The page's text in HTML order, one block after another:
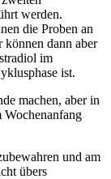
werden.
die Proben an
können dann aber
im
ist.
machen, aber in
Wochenanfang
und am
übers